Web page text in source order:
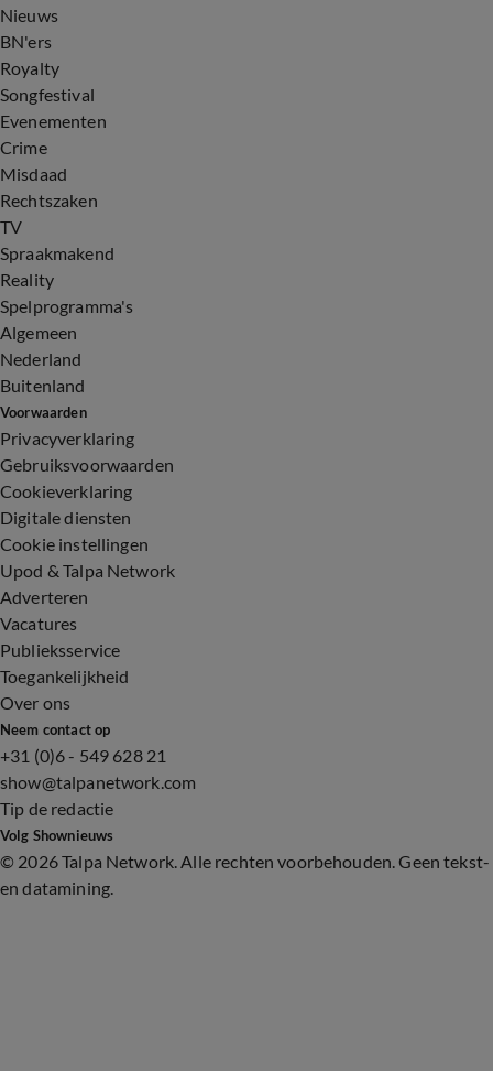
Nieuws
BN'ers
Royalty
Songfestival
Evenementen
Crime
Misdaad
Rechtszaken
TV
Spraakmakend
Reality
Spelprogramma's
Algemeen
Nederland
Buitenland
Voorwaarden
Privacyverklaring
Gebruiksvoorwaarden
Cookieverklaring
Digitale diensten
Cookie instellingen
Upod & Talpa Network
Adverteren
Vacatures
Publieksservice
Toegankelijkheid
Over ons
Neem contact op
+31 (0)6 - 549 628 21
show@talpanetwork.com
Tip de redactie
Volg Shownieuws
© 2026 Talpa Network. Alle rechten voorbehouden. Geen tekst-
en datamining.